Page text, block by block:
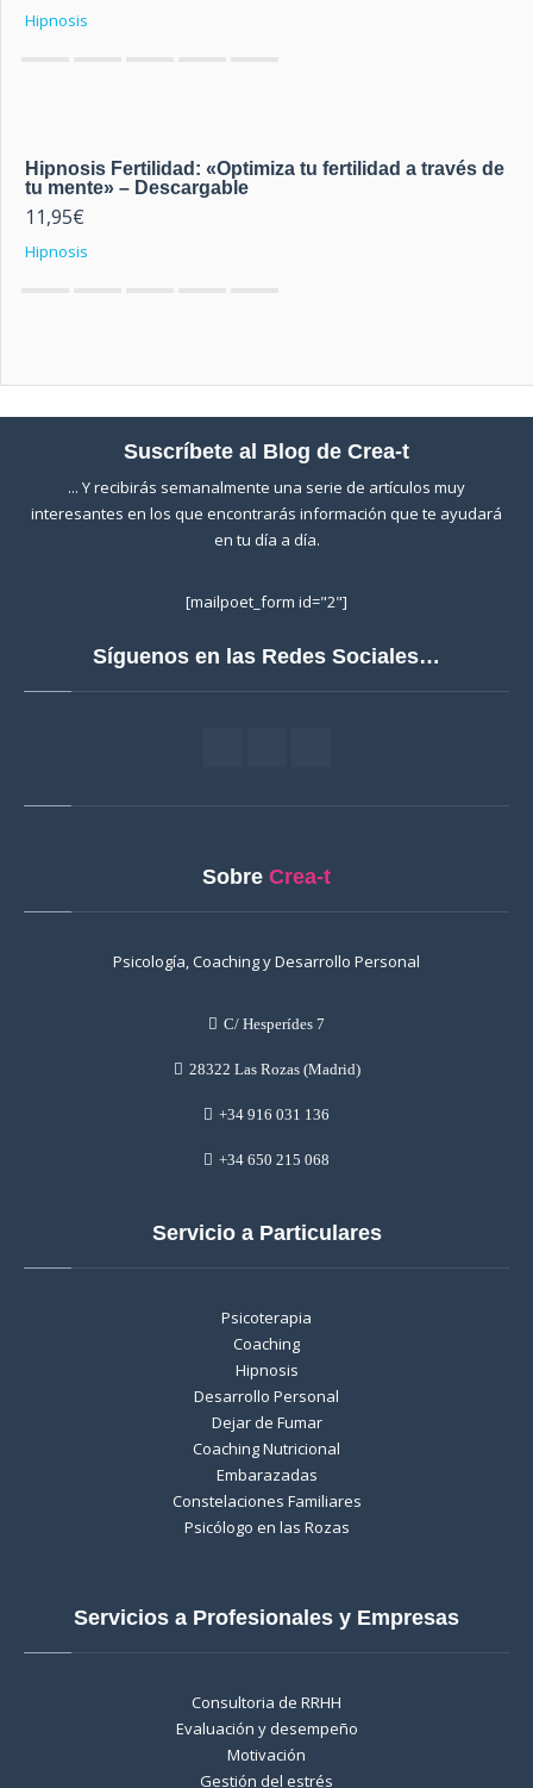
Hipnosis
Hipnosis Fertilidad: «Optimiza tu fertilidad a través de
tu mente» – Descargable
11,95€
Hipnosis
Suscríbete al Blog de Crea-t
... Y recibirás semanalmente una serie de artículos muy
interesantes en los que encontrarás información que te ayudará
en tu día a día.
[mailpoet_form id="2"]
Síguenos en las Redes Sociales…
Sobre Crea-t
Psicología, Coaching y Desarrollo Personal
C/ Hesperídes 7
28322 Las Rozas (Madrid)
+34 916 031 136
+34 650 215 068
Servicio a Particulares
Psicoterapia
Coaching
Hipnosis
Desarrollo Personal
Dejar de Fumar
Coaching Nutricional
Embarazadas
Constelaciones Familiares
Psicólogo en las Rozas
Servicios a Profesionales y Empresas
Consultoria de RRHH
Evaluación y desempeño
Motivación
Gestión del estrés